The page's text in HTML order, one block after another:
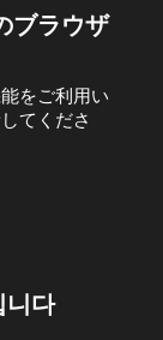
ブラウザ
をご利用い
てくださ
니다